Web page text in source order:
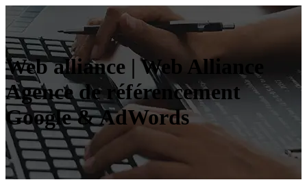
Web alliance | Web Alliance
Agence de référen­ce­ment
Google & AdWords